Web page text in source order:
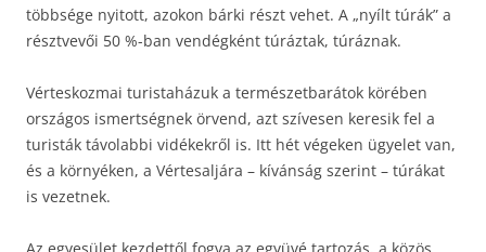
többsége nyitott, azokon bárki részt vehet. A „nyílt túrák” a
résztvevői 50 %-ban vendégként túráztak, túráznak.
Vérteskozmai turistaházuk a természetbarátok körében
országos ismertségnek örvend, azt szívesen keresik fel a
turisták távolabbi vidékekről is. Itt hét végeken ügyelet van,
és a környéken, a Vértesaljára – kívánság szerint – túrákat
is vezetnek.
Az egyesület kezdettől fogva az együvé tartozás, a közös